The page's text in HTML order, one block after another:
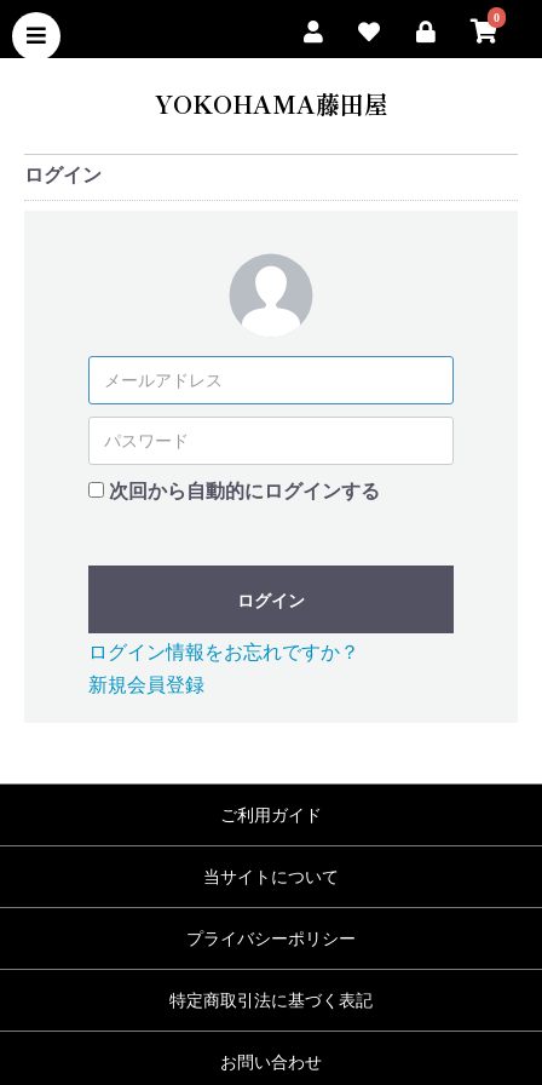
0
YOKOHAMA藤田屋
ログイン
次回から自動的にログインする
ログイン
ログイン情報をお忘れですか？
新規会員登録
ご利用ガイド
当サイトについて
プライバシーポリシー
特定商取引法に基づく表記
お問い合わせ